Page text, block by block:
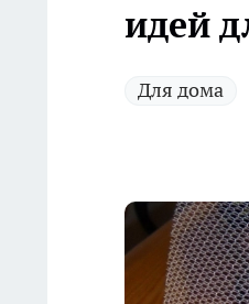
идей
Для дома